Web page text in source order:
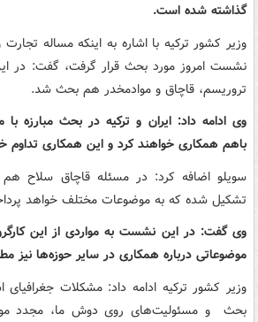
گذاشته شده است.
وزیر کشور ترکیه با اشاره به اینکه مساله
نشست امروز مورد بحث قرار گرفت، گفت: در
تروریسم، قاچاق و موادمخدر هم بحث شد.
وی ادامه داد: ایران و ترکیه در بحث مبارزه
باهم همکاری خواهند کرد و این همکاری تداوم
سویلو اضافه کرد: در مسئله قاچاق سلاح هم
تشکیل شده که به موضوعات مختلف خواهد
وی گفت: در این نشست به مواردی از این
موضوعاتی درباره همکاری در سایر حوزه‌ها نیز
وزیر کشور ترکیه ادامه داد: مشکلات
بحث و مسئولیت‌های روی دوش ما، مجدد مورد